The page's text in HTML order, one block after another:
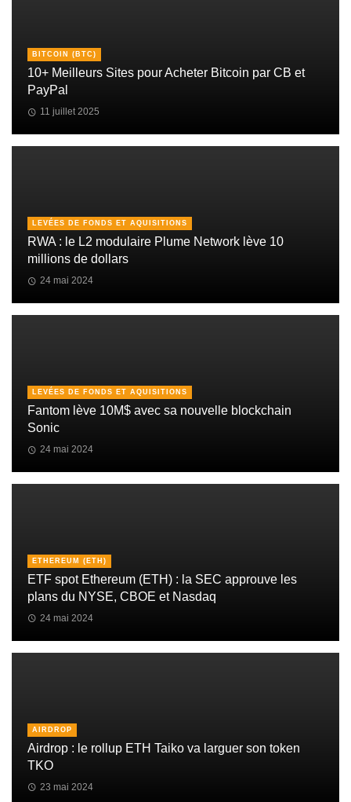
BITCOIN (BTC)
10+ Meilleurs Sites pour Acheter Bitcoin par CB et
PayPal
11 juillet 2025
LEVÉES DE FONDS ET AQUISITIONS
RWA : le L2 modulaire Plume Network lève 10
millions de dollars
24 mai 2024
LEVÉES DE FONDS ET AQUISITIONS
Fantom lève 10M$ avec sa nouvelle blockchain
Sonic
24 mai 2024
ETHEREUM (ETH)
ETF spot Ethereum (ETH) : la SEC approuve les
plans du NYSE, CBOE et Nasdaq
24 mai 2024
AIRDROP
Airdrop : le rollup ETH Taiko va larguer son token
TKO
23 mai 2024